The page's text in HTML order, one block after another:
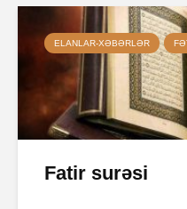
ELANLAR-XƏBƏRLƏR
Fatir surəsi